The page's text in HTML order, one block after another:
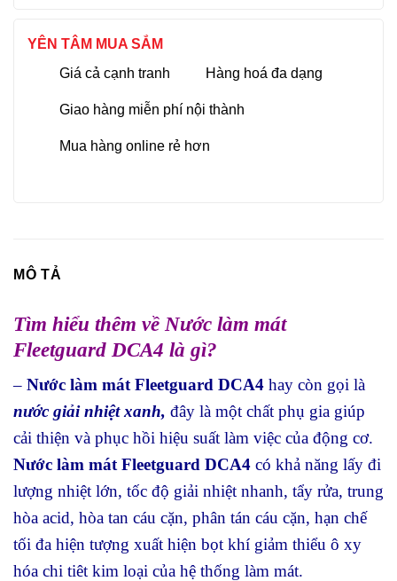
YÊN TÂM MUA SẮM
Giá cả cạnh tranh
Hàng hoá đa dạng
Giao hàng miễn phí nội thành
Mua hàng online rẻ hơn
MÔ TẢ
Tìm hiểu thêm về Nước làm mát
Fleetguard DCA4 là gì?
– Nước làm mát Fleetguard DCA4 hay còn gọi là
nước giải nhiệt xanh, đây là một chất phụ gia giúp
cải thiện và phục hồi hiệu suất làm việc của động cơ.
Nước làm mát Fleetguard DCA4 có khả năng lấy đi
lượng nhiệt lớn, tốc độ giải nhiệt nhanh, tẩy rửa, trung
hòa acid, hòa tan cáu cặn, phân tán cáu cặn, hạn chế
tối đa hiện tượng xuất hiện bọt khí giảm thiểu ô xy
hóa chi tiêt kim loại của hệ thống làm mát.